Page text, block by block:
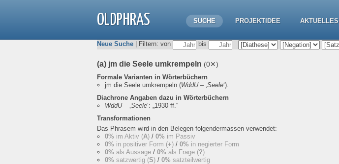
OLDPHRAS SUCHE PROJEKTIDEE AKTUELLES
Neue Suche | Filtern: von bis
(a) jm die Seele umkrempeln (0✕)
Formale Varianten in Wörterbüchern
jm die Seele umkrempeln (WddU– ‚Seele‘).
Diachrone Angaben dazu in Wörterbüchern
WddU– ‚Seele‘: „1930 ff.“
Transformationen
Das Phrasem wird in den Belegen folgendermassen verwendet:
0% im Aktiv (A) / 0% im Passiv
0% in positiver Form (+) / 0% in negierter Form
0% als Aussage / 0% als Frage (?)
0% satzwertig (S) / 0% satzteilwertig